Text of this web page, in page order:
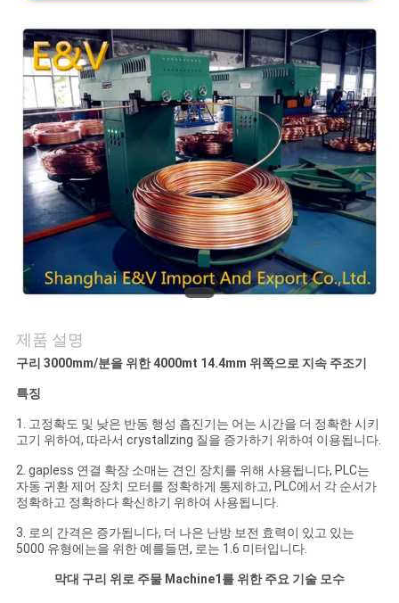
질
관
리
문
의
하
기
소
식
조
회
를
요
제품 설명
구리 3000mm/분을 위한 4000mt 14.4mm 위쪽으로 지속 주조기
특징
1. 고정확도 및 낮은 반동 행성 흡진기는 어는 시간을 더 정확한 시키
고기 위하여, 따라서 crystallzing 질을 증가하기 위하여 이용됩니다.
2. gapless 연결 확장 소매는 견인 장치를 위해 사용됩니다, PLC는
자동 귀환 제어 장치 모터를 정확하게 통제하고, PLC에서 각 순서가
정확하고 정확하다 확신하기 위하여 사용됩니다.
3. 로의 간격은 증가됩니다, 더 나은 난방 보전 효력이 있고 있는
5000 유형에는을 위한 예를들면, 로는 1.6 미터입니다.
막대 구리 위로 주물 Machine1를 위한 주요 기술 모수